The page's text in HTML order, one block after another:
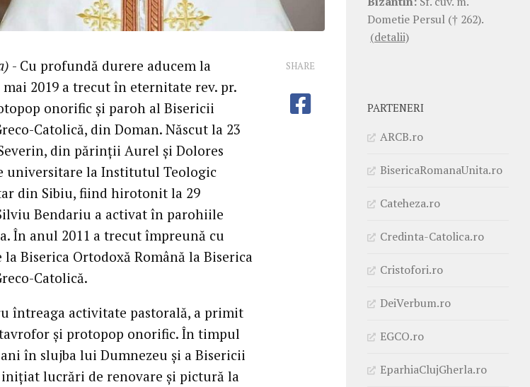
- Cu profundă durere aducem la
2019 a trecut în eternitate rev. pr.
onorific și paroh al Bisericii
Catolică, din Doman. Născut la 23
din părinții Aurel și Dolores
universitare la Institutul Teologic
din Sibiu, fiind hirotonit la 29
Bendariu a activat în parohiile
În anul 2011 a trecut împreună cu
Biserica Ortodoxă Română la Biserica
Catolică.
întreaga activitate pastorală, a primit
și protopop onorific. În timpul
în slujba lui Dumnezeu și a Bisericii
inițiat lucrări de renovare și pictură la
SHARE
Dometie Persul († 262).
(detalii)
PARTENERI
ARCB.ro
BisericaRomanaUnita.ro
Cateheza.ro
Credinta-Catolica.ro
Cristofori.ro
DeiVerbum.ro
EGCO.ro
EparhiaClujGherla.ro